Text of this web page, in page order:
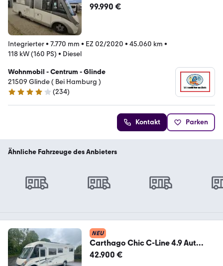
99.990 €
Integrierter• 7.770 mm • EZ 02/2020 • 45.060 km •
118 kW (160 PS) • Diesel
Wohnmobil - Centrum - Glinde
21509 Glinde ( Bei Hamburg )
4.1 Sterne
(234)
Kontakt Parken
Ähnliche Fahrzeuge des Anbieters
NEU
Carthago Chic C-Line 4.9 Aut
Hubbett / Einzelbetten 1e Hd
42.900 €